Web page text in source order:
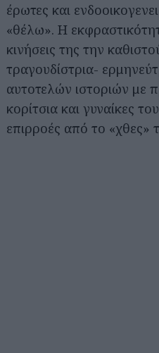
έρωτες και
«θέλω». Η
κινήσεις της την
τραγουδίστρια-
αυτοτελών ιστοριών με
κορίτσια και γυναίκες
επιρροές από το «χθες»